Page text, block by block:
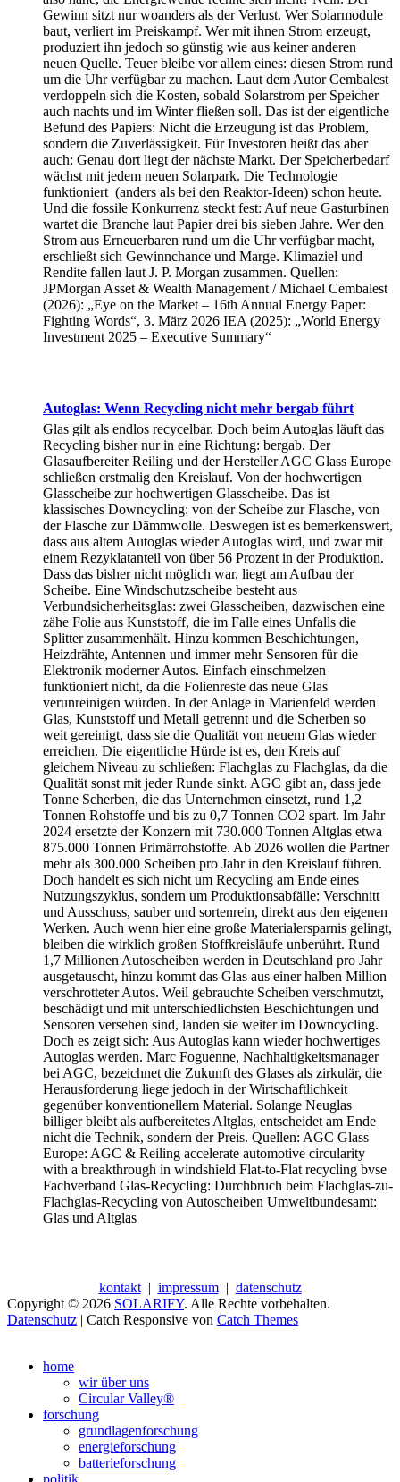
Gewinn sitzt nur woanders als der Verlust. Wer Solarmodule
baut, verliert im Preiskampf. Wer mit ihnen Strom erzeugt,
produziert ihn jedoch so günstig wie aus keiner anderen
neuen Quelle. Teuer bleibe vor allem eines: diesen Strom rund
um die Uhr verfügbar zu machen. Laut dem Autor Cembalest
verdoppeln sich die Kosten, sobald Solarstrom per Speicher
auch nachts und im Winter fließen soll. Das ist der eigentliche
Befund des Papiers: Nicht die Erzeugung ist das Problem,
sondern die Zuverlässigkeit. Für Investoren heißt das aber
auch: Genau dort liegt der nächste Markt. Der Speicherbedarf
wächst mit jedem neuen Solarpark. Die Technologie
funktioniert (anders als bei den Reaktor-Ideen) schon heute.
Und die fossile Konkurrenz steckt fest: Auf neue Gasturbinen
wartet die Branche laut Papier drei bis sieben Jahre. Wer den
Strom aus Erneuerbaren rund um die Uhr verfügbar macht,
erschließt sich Gewinnchance und Marge. Klimaziel und
Rendite fallen laut J. P. Morgan zusammen. Quellen:
JPMorgan Asset & Wealth Management / Michael Cembalest
(2026): „Eye on the Market – 16th Annual Energy Paper:
Fighting Words“, 3. März 2026 IEA (2025): „World Energy
Investment 2025 – Executive Summary“
Autoglas: Wenn Recycling nicht mehr bergab führt
Glas gilt als endlos recycelbar. Doch beim Autoglas läuft das
Recycling bisher nur in eine Richtung: bergab. Der
Glasaufbereiter Reiling und der Hersteller AGC Glass Europe
schließen erstmalig den Kreislauf. Von der hochwertigen
Glasscheibe zur hochwertigen Glasscheibe. Das ist
klassisches Downcycling: von der Scheibe zur Flasche, von
der Flasche zur Dämmwolle. Deswegen ist es bemerkenswert,
dass aus altem Autoglas wieder Autoglas wird, und zwar mit
einem Rezyklatanteil von über 56 Prozent in der Produktion.
Dass das bisher nicht möglich war, liegt am Aufbau der
Scheibe. Eine Windschutzscheibe besteht aus
Verbundsicherheitsglas: zwei Glasscheiben, dazwischen eine
zähe Folie aus Kunststoff, die im Falle eines Unfalls die
Splitter zusammenhält. Hinzu kommen Beschichtungen,
Heizdrähte, Antennen und immer mehr Sensoren für die
Elektronik moderner Autos. Einfach einschmelzen
funktioniert nicht, da die Folienreste das neue Glas
verunreinigen würden. In der Anlage in Marienfeld werden
Glas, Kunststoff und Metall getrennt und die Scherben so
weit gereinigt, dass sie die Qualität von neuem Glas wieder
erreichen. Die eigentliche Hürde ist es, den Kreis auf
gleichem Niveau zu schließen: Flachglas zu Flachglas, da die
Qualität sonst mit jeder Runde sinkt. AGC gibt an, dass jede
Tonne Scherben, die das Unternehmen einsetzt, rund 1,2
Tonnen Rohstoffe und bis zu 0,7 Tonnen CO2 spart. Im Jahr
2024 ersetzte der Konzern mit 730.000 Tonnen Altglas etwa
875.000 Tonnen Primärrohstoffe. Ab 2026 wollen die Partner
mehr als 300.000 Scheiben pro Jahr in den Kreislauf führen.
Doch handelt es sich nicht um Recycling am Ende eines
Nutzungszyklus, sondern um Produktionsabfälle: Verschnitt
und Ausschuss, sauber und sortenrein, direkt aus den eigenen
Werken. Auch wenn hier eine große Materialersparnis gelingt,
bleiben die wirklich großen Stoffkreisläufe unberührt. Rund
1,7 Millionen Autoscheiben werden in Deutschland pro Jahr
ausgetauscht, hinzu kommt das Glas aus einer halben Million
verschrotteter Autos. Weil gebrauchte Scheiben verschmutzt,
beschädigt und mit unterschiedlichsten Beschichtungen und
Sensoren versehen sind, landen sie weiter im Downcycling.
Doch es zeigt sich: Aus Autoglas kann wieder hochwertiges
Autoglas werden. Marc Foguenne, Nachhaltigkeitsmanager
bei AGC, bezeichnet die Zukunft des Glases als zirkulär, die
Herausforderung liege jedoch in der Wirtschaftlichkeit
gegenüber konventionellem Material. Solange Neuglas
billiger bleibt als aufbereitetes Altglas, entscheidet am Ende
nicht die Technik, sondern der Preis. Quellen: AGC Glass
Europe: AGC & Reiling accelerate automotive circularity
with a breakthrough in windshield Flat-to-Flat recycling bvse
Fachverband Glas-Recycling: Durchbruch beim Flachglas-zu-
Flachglas-Recycling von Autoscheiben Umweltbundesamt:
Glas und Altglas
kontakt| impressum| datenschutz
Copyright © 2026 SOLARIFY. Alle Rechte vorbehalten.
Datenschutz | Catch Responsive von Catch Themes
oben
scrollen
home
wir über uns
Circular Valley®
forschung
grundlagenforschung
energieforschung
batterieforschung
politik